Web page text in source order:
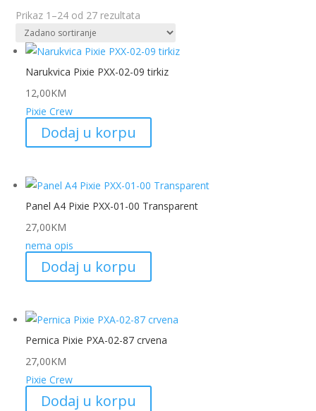
Prikaz 1–24 od 27 rezultata
Narukvica Pixie PXX-02-09 tirkiz
12,00KM
Pixie Crew
Dodaj u korpu
Panel A4 Pixie PXX-01-00 Transparent
27,00KM
nema opis
Dodaj u korpu
Pernica Pixie PXA-02-87 crvena
27,00KM
Pixie Crew
Dodaj u korpu